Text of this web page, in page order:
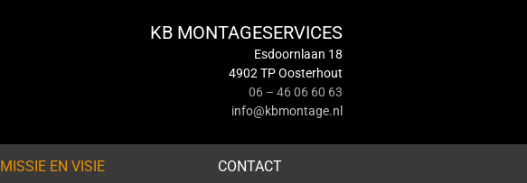
KB MONTAGESERVICES
Esdoornlaan 18
4902 TP Oosterhout
06 – 46 06 60 63
info@kbmontage.nl
MISSIE EN VISIE CONTACT